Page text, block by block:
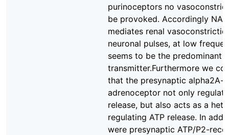
purinoceptors no
be provoked. Accordingly NA
mediates renal
neuronal pulses, at low
seems to be the predominant
transmitter.Furthermore we
that the presynaptic alpha2A-
adrenoceptor not only
release, but also acts as a
regulating ATP release. In
were presynaptic ATP/P2-